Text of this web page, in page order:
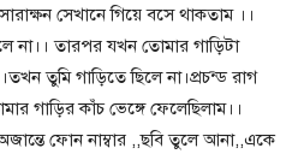
সেখানে গিয়ে বসে থাকতাম ।।
না।। তারপর যখন তোমার গাড়িটা
তুমি গাড়িতে ছিলে না।প্রচন্ড রাগ
গাড়ির কাঁচ ভেঙ্গে ফেলেছিলাম।।
ফোন নাম্বার ,,ছবি তুলে আনা,,একে